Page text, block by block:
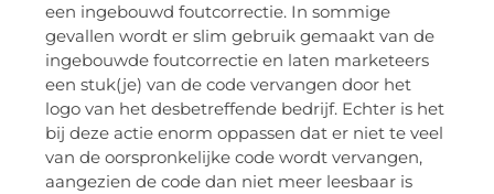
een ingebouwd foutcorrectie. In sommige
gevallen wordt er slim gebruik gemaakt van de
ingebouwde foutcorrectie en laten marketeers
een stuk(je) van de code vervangen door het
logo van het desbetreffende bedrijf. Echter is het
bij deze actie enorm oppassen dat er niet te veel
van de oorspronkelijke code wordt vervangen,
aangezien de code dan niet meer leesbaar is